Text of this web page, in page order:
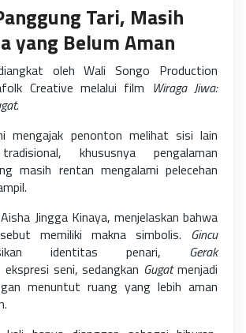
Tari, Masih
yang Belum Aman
oleh Wali Songo Production
Creative melalui film Wiraga Jiwa:
.
mengajak penonton melihat sisi lain
khususnya pengalaman
masih rentan mengalami pelecehan
Jingga Kinaya, menjelaskan bahwa
memiliki makna simbolis. Gincu
identitas penari, Gerak
seni, sedangkan Gugatmenjadi
menuntut ruang yang lebih aman